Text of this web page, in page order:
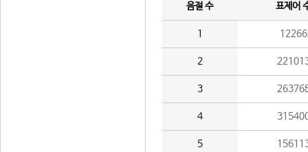
음절 수 표제어
1 12266
2
3
4
5